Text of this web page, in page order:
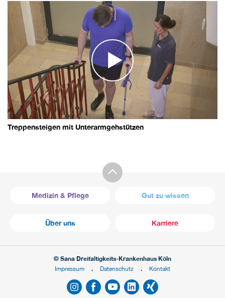
Treppensteigen mit Unterarmgehstützen
Medizin & Pflege Gut zu wissen
Über uns Karriere
© Sana Dreifaltigkeits-Krankenhaus Köln
Impressum
Datenschutz Kontakt